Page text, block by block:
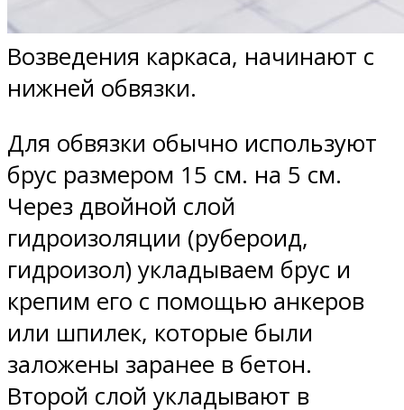
Возведения каркаса, начинают с
нижней обвязки.
Для обвязки обычно используют
брус размером 15 см. на 5 см.
Через двойной слой
гидроизоляции (рубероид,
гидроизол) укладываем брус и
крепим его с помощью анкеров
или шпилек, которые были
заложены заранее в бетон.
Второй слой укладывают в